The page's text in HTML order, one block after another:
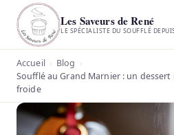
Les Saveurs de René
LE SPÉCIALISTE DU SOUFFLÉ
Accueil › Blog ›
Soufflé au Grand Marnier : un
froide